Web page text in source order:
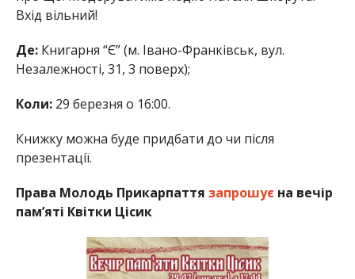
Вхід вільний!
Де:Книгарня “Є” (м. Івано-Франківськ, вул.
Незалежності, 31, 3 поверх);
Коли:29 березня о 16:00.
Книжку можна буде придбати до чи після
презентації.
Права Молодь Прикарпаття запрошує на вечір
пам’яті Квітки Цісик